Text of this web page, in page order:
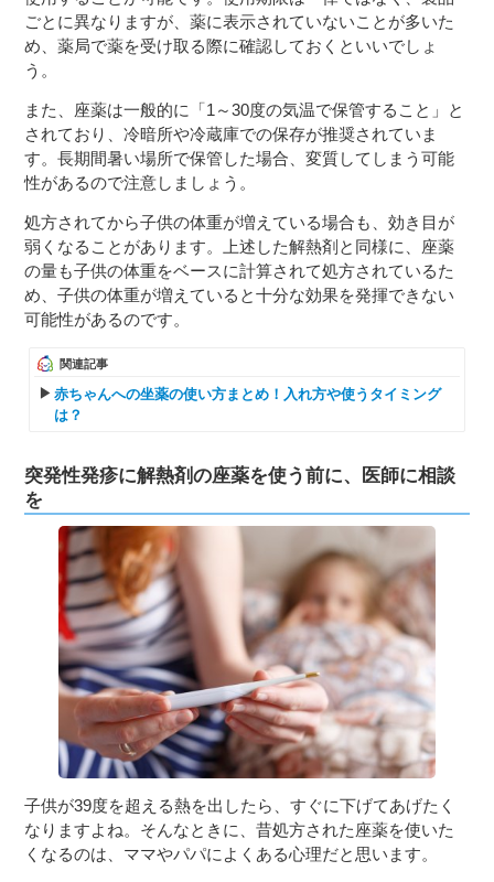
ごとに異なりますが、薬に表示されていないことが多いた
め、薬局で薬を受け取る際に確認しておくといいでしょ
う。
また、座薬は一般的に「1～30度の気温で保管すること」と
されており、冷暗所や冷蔵庫での保存が推奨されていま
す。長期間暑い場所で保管した場合、変質してしまう可能
性があるので注意しましょう。
処方されてから子供の体重が増えている場合も、効き目が
弱くなることがあります。上述した解熱剤と同様に、座薬
の量も子供の体重をベースに計算されて処方されているた
め、子供の体重が増えていると十分な効果を発揮できない
可能性があるのです。
関連記事
赤ちゃんへの坐薬の使い方まとめ！入れ方や使うタイミング
は？
突発性発疹に解熱剤の座薬を使う前に、医師に相談
を
子供が39度を超える熱を出したら、すぐに下げてあげたく
なりますよね。そんなときに、昔処方された座薬を使いた
くなるのは、ママやパパによくある心理だと思います。